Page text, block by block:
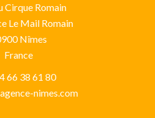
Cirque Romain
Le Mail Romain
Nîmes
France
66 38 61 80
nimes.com